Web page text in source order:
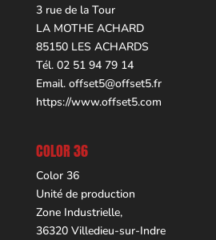
3 rue de la Tour
LA MOTHE ACHARD
85150 LES ACHARDS
Tél. 02 51 94 79 14
Email. offset5@offset5.fr
https://www.offset5.com
COLOR 36
Color 36
Unité de production
Zone Industrielle,
36320 Villedieu-sur-Indre